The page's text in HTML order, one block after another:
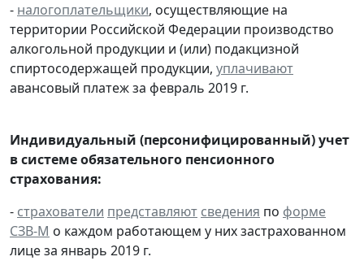
- налогоплательщики, осуществляющие на
территории Российской Федерации производство
алкогольной продукции и (или) подакцизной
спиртосодержащей продукции, уплачивают
авансовый платеж за февраль 2019 г.
Индивидуальный (персонифицированный) учет
в системе обязательного пенсионного
страхования:
- страхователи представляют сведения по форме
СЗВ-М о каждом работающем у них застрахованном
лице за январь 2019 г.